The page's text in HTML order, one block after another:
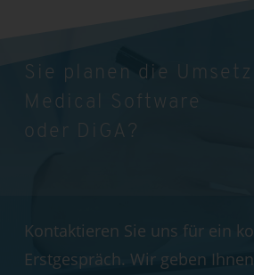
Sie planen die
Medical Software
oder DiGA?
Kontaktieren Sie uns für ein
Erstgespräch. Wir geben